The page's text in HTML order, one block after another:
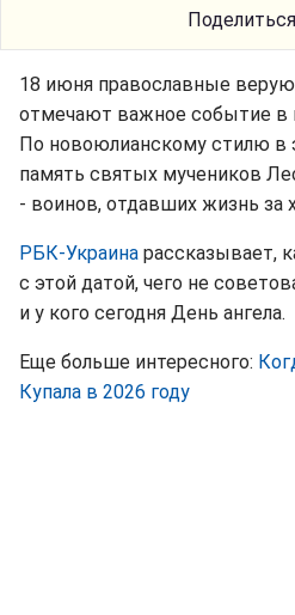
Поделиться
18 июня православные
отмечают важное событие в
По новоюлианскому стилю в
память святых мучеников
- воинов, отдавших жизнь за
РБК-Украина рассказывает,
с этой датой, чего не
и у кого сегодня День ангела.
Еще больше интересного:
Купала в 2026 году